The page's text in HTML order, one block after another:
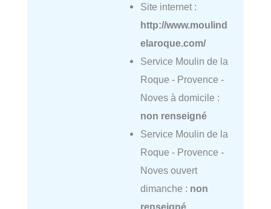
Site internet :
http://www.moulind
elaroque.com/
Service Moulin de la
Roque - Provence -
Noves à domicile :
non renseigné
Service Moulin de la
Roque - Provence -
Noves ouvert
dimanche : non
renseigné